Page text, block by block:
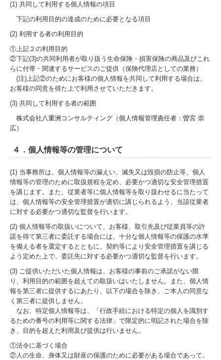
(1) 共同して利用する個人情報の項目
下記の利用目的の達成のために必要となる項目
(2) 利用する者の利用目的
①上記２の利用目的
②下記(3)の共同利用者が取り扱う生命保険・損害保険の商品及びこれ
らに付帯・関連するサービスのご提供（保険代理店としての業務）
(注)上記②のためにお客様の個人情報を共同して利用する場合は、
お客様の同意を得た上で利用させていただきます。
(3) 共同して利用する者の範囲
株式会社八重洲コンサルティング（個人情報管理責任者：曽宮 崇
広）
４．個人情報等の管理について
(1) 当事務所は、個人情報等の漏えい、滅失又は毀損の防止等、個人
情報等の管理のために取扱規程を定め、必要かつ適切な安全管理措置
を講じます。また、従業者等に個人情報等を取り扱わせるに当たって
は、個人情報等の安全管理措置が適切に講じられるよう、当該従業者
に対する必要かつ適切な監督を行います。
(2) 個人情報等の取扱いについて、お客様、取引先及び従業員等の許
諾を得て第三者に委託する場合には、十分な個人情報等の保護の水準
を備える者を選定するとともに、契約等により安全管理措置を講じる
よう定めた上で、委託先に対する必要かつ適切な監督を行います。
(3) ご提供いただいた個人情報は、お客様の事前のご承諾がない限
り、利用目的の範囲を超えての取扱いはいたしません。また、個人情
報を第三者に提供するにあたり、以下の場合を除き、ご本人の同意な
く第三者に提供しません。
なお、特定個人情報等は、「行政手続における特定の個人を識別す
るための番号の利用等に関する法律」で限定的に明記された場合を除
き、目的を超えた利用及び提供は行いません。
①法令に基づく場合
②人の生命、身体又は財産の保護のために必要がある場合であって、